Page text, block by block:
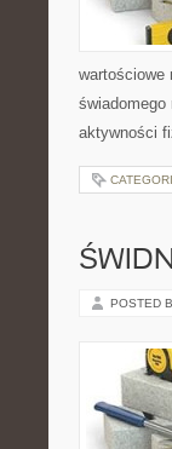
wartościowe
świadomego
aktywności
POSTED